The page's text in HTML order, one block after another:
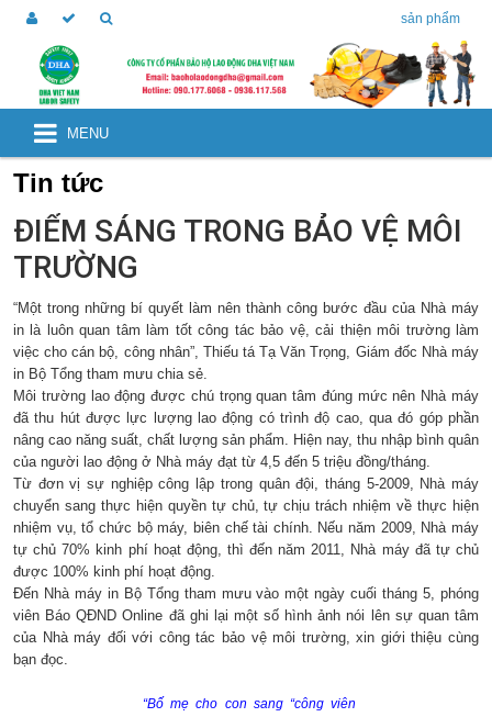
sản phẩm
MENU
Tin tức
ĐIỂM SÁNG TRONG BẢO VỆ MÔI
TRƯỜNG
“Một trong những bí quyết làm nên thành công bước đầu của Nhà máy
in là luôn quan tâm làm tốt công tác bảo vệ, cải thiện môi trường làm
việc cho cán bộ, công nhân”, Thiếu tá Tạ Văn Trọng, Giám đốc Nhà máy
in Bộ Tổng tham mưu chia sẻ.
Môi trường lao động được chú trọng quan tâm đúng mức nên Nhà máy
đã thu hút được lực lượng lao động có trình độ cao, qua đó góp phần
nâng cao năng suất, chất lượng sản phẩm. Hiện nay, thu nhập bình quân
của người lao động ở Nhà máy đạt từ 4,5 đến 5 triệu đồng/tháng.
Từ đơn vị sự nghiệp công lập trong quân đội, tháng 5-2009, Nhà máy
chuyển sang thực hiện quyền tự chủ, tự chịu trách nhiệm về thực hiện
nhiệm vụ, tổ chức bộ máy, biên chế tài chính. Nếu năm 2009, Nhà máy
tự chủ 70% kinh phí hoạt động, thì đến năm 2011, Nhà máy đã tự chủ
được 100% kinh phí hoạt động.
Đến Nhà máy in Bộ Tổng tham mưu vào một ngày cuối tháng 5, phóng
viên Báo QĐND Online đã ghi lại một số hình ảnh nói lên sự quan tâm
của Nhà máy đối với công tác bảo vệ môi trường, xin giới thiệu cùng
bạn đọc.
“Bố mẹ cho con sang “công viên